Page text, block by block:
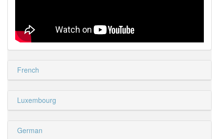
French
Luxembourg
German